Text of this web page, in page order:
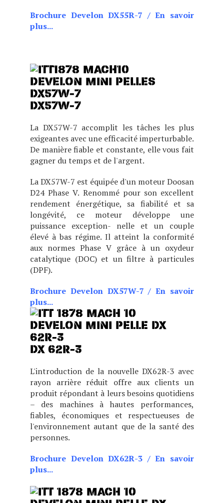
Brochure Develon DX55R-7 /En savoir
plus...
DX57W-7
La DX57W-7 accomplit les tâches les plus
exigeantes avec une efficacité imperturbable.
De manière fiable et constante, elle vous fait
gagner du temps et de l'argent.
La DX57W-7 est équipée d'un moteur Doosan
D24 Phase V. Renommé pour son excellent
rendement énergétique, sa fiabilité et sa
longévité, ce moteur développe une
puissance exception- nelle et un couple
élevé à bas régime. Il atteint la conformité
aux normes Phase V grâce à un oxydeur
catalytique (DOC) et un filtre à particules
(DPF).
Brochure Develon DX57W-7 /En savoir
plus...
DX 62R-3
L'introduction de la nouvelle DX62R-3 avec
rayon arrière réduit offre aux clients un
produit répondant à leurs besoins quotidiens
– des machines à hautes performances,
fiables, économiques et respectueuses de
l'environnement autant que de la santé des
personnes.
Brochure Develon DX62R-3 /En savoir
plus...